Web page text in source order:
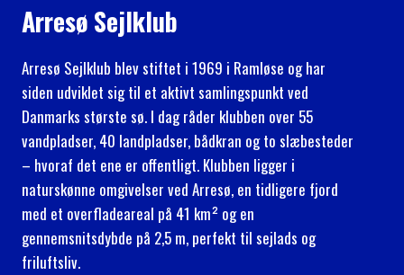
Arresø Sejlklub
Arresø Sejlklub blev stiftet i 1969 i Ramløse og har
siden udviklet sig til et aktivt samlingspunkt ved
Danmarks største sø. I dag råder klubben over 55
vandpladser, 40 landpladser, bådkran og to slæbesteder
– hvoraf det ene er offentligt. Klubben ligger i
naturskønne omgivelser ved Arresø, en tidligere fjord
med et overfladeareal på 41 km² og en
gennemsnitsdybde på 2,5 m, perfekt til sejlads og
friluftsliv.